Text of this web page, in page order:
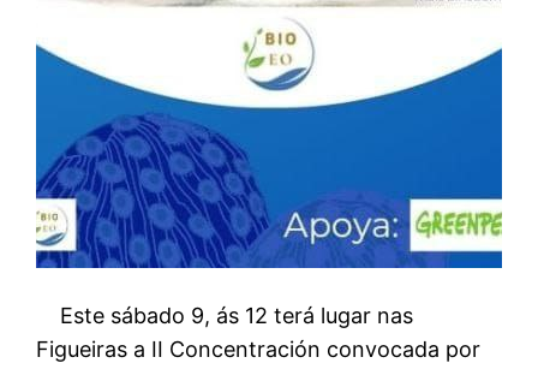
Este sábado 9, ás 12 terá lugar nas
Figueiras a II Concentración convocada por